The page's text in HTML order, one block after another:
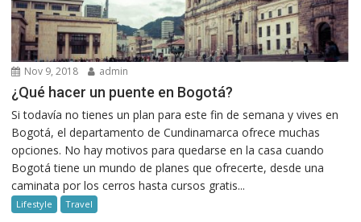
Nov 9, 2018 admin
¿Qué hacer un puente en Bogotá?
Si todavía no tienes un plan para este fin de semana y vives en
Bogotá, el departamento de Cundinamarca ofrece muchas
opciones. No hay motivos para quedarse en la casa cuando
Bogotá tiene un mundo de planes que ofrecerte, desde una
caminata por los cerros hasta cursos gratis...
Lifestyle Travel